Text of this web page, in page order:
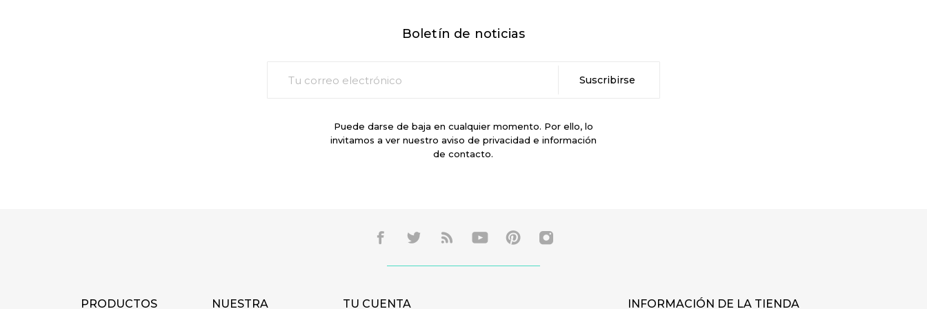
Boletín de noticias
Puede darse de baja en cualquier momento. Por ello, lo
invitamos a ver nuestro aviso de privacidad e información
de contacto.
PRODUCTOS NUESTRA TU CUENTA INFORMACIÓN DE LA TIENDA